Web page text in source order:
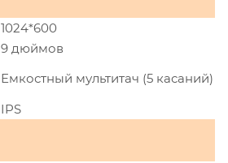
1024*600
9 дюймов
Емкостный мультитач (5 касаний)
IPS